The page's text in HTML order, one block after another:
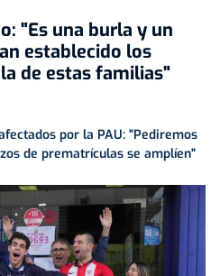
"Es una burla y un
establecido los
de estas familias"
por la PAU: "Pediremos
de prematrículas se amplíen"